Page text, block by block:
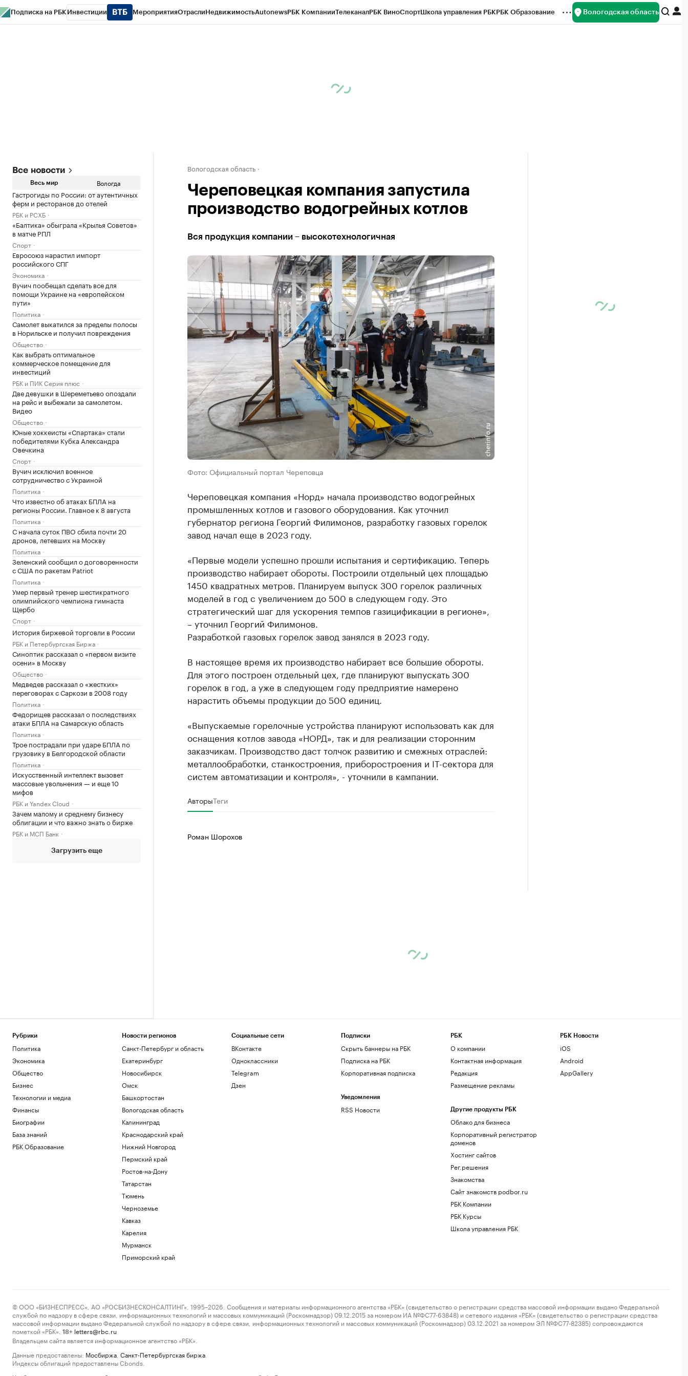
Подписка на РБК Инвестиции МероприятияОтраслиНедвижимостьAutonewsРБК КомпанииТелеканалРБК ВиноСпортШкола управления РБКРБК Образование Вологодская область
Все новости
Весь мир Вологда
Гастрогиды по России: от аутентичных
ферм и ресторанов до отелей
РБК и РСХБ
«Балтика» обыграла «Крылья Советов»
в матче РПЛ
Спорт
Евросоюз нарастил импорт
российского СПГ
Экономика
Вучич пообещал сделать все для
помощи Украине на «европейском
пути»
Политика
Самолет выкатился за пределы полосы
в Норильске и получил повреждения
Общество
Как выбрать оптимальное
коммерческое помещение для
инвестиций
РБК и ПИК Серия плюс
Две девушки в Шереметьево опоздали
на рейс и выбежали за самолетом.
Видео
Общество
Юные хоккеисты «Спартака» стали
победителями Кубка Александра
Овечкина
Спорт
Вучич исключил военное
сотрудничество с Украиной
Политика
Что известно об атаках БПЛА на
регионы России. Главное к 8 августа
Политика
С начала суток ПВО сбила почти 20
дронов, летевших на Москву
Политика
Зеленский сообщил о договоренности
с США по ракетам Patriot
Политика
Умер первый тренер шестикратного
олимпийского чемпиона гимнаста
Щербо
Спорт
История биржевой торговли в России
РБК и Петербургская Биржа
Синоптик рассказал о «первом визите
осени» в Москву
Общество
Медведев рассказал о «жестких»
переговорах с Саркози в 2008 году
Политика
Федорищев рассказал о последствиях
атаки БПЛА на Самарскую область
Политика
Трое пострадали при ударе БПЛА по
грузовику в Белгородской области
Политика
Искусственный интеллект вызовет
массовые увольнения — и еще 10
мифов
РБК и Yandex Cloud
Зачем малому и среднему бизнесу
облигации и что важно знать о бирже
РБК и МСП Банк
Загрузить еще
Вологодская область
Череповецкая компания запустила
производство водогрейных котлов
Вся продукция компании – высокотехнологичная
Фото: Официальный портал Череповца
Череповецкая компания «Норд» начала производство водогрейных
промышленных котлов и газового оборудования. Как уточнил
губернатор региона Георгий Филимонов, разработку газовых горелок
завод начал еще в 2023 году.
«Первые модели успешно прошли испытания и сертификацию. Теперь
производство набирает обороты. Построили отдельный цех площадью
1450 квадратных метров. Планируем выпуск 300 горелок различных
моделей в год с увеличением до 500 в следующем году. Это
стратегический шаг для ускорения темпов газицификации в регионе»,
– уточнил Георгий Филимонов.
Разработкой газовых горелок завод занялся в 2023 году.
В настоящее время их производство набирает все большие обороты.
Для этого построен отдельный цех, где планируют выпускать 300
горелок в год, а уже в следующем году предприятие намерено
нарастить объемы продукции до 500 единиц.
«Выпускаемые горелочные устройства планируют использовать как для
оснащения котлов завода «НОРД», так и для реализации сторонним
заказчикам. Производство даст толчок развитию и смежных отраслей:
металлообработки, станкостроения, приборостроения и IT-сектора для
систем автоматизации и контроля», - уточнили в кампании.
АвторыТеги
Роман Шорохов
Рубрики
Политика
Экономика
Общество
Бизнес
Технологии и медиа
Финансы
Биографии
База знаний
РБК Образование
Новости регионов
Санкт-Петербург и область
Екатеринбург
Новосибирск
Омск
Башкортостан
Вологодская область
Калининград
Краснодарский край
Нижний Новгород
Пермский край
Ростов-на-Дону
Татарстан
Тюмень
Черноземье
Кавказ
Карелия
Мурманск
Приморский край
Социальные сети
ВКонтакте
Одноклассники
Telegram
Дзен
Подписки
Скрыть баннеры на РБК
Подписка на РБК
Корпоративная подписка
Уведомления
RSS Новости
РБК
О компании
Контактная информация
Редакция
Размещение рекламы
Другие продукты РБК
Облако для бизнеса
Корпоративный регистратор
доменов
Хостинг сайтов
Рег.решения
Знакомства
Сайт знакомств podbor.ru
РБК Компании
РБК Курсы
Школа управления РБК
РБК Новости
iOS
Android
AppGallery
© ООО «БИЗНЕСПРЕСС», АО «РОСБИЗНЕСКОНСАЛТИНГ», 1995–2026. Сообщения и материалы информационного агентства «РБК» (свидетельство о регистрации средства массовой информации выдано Федеральной
службой по надзору в сфере связи, информационных технологий и массовых коммуникаций (Роскомнадзор) 09.12.2015 за номером ИА №ФС77-63848) и сетевого издания «РБК» (свидетельство о регистрации средства
массовой информации выдано Федеральной службой по надзору в сфере связи, информационных технологий и массовых коммуникаций (Роскомнадзор) 03.12.2021 за номером ЭЛ №ФС77-82385) сопровождаются
пометкой «РБК».
18+ letters@rbc.ru
Владельцем сайта является информационное агентство «РБК».
Данные предоставлены: Мосбиржа Санкт-Петербургская биржа
Индексы облигаций предоставлены Cbonds.